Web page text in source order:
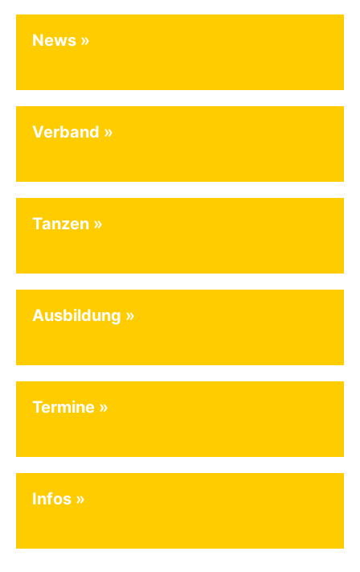
News
Verband
Tanzen
Ausbildung
Termine
Infos